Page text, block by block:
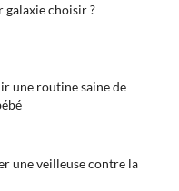
choisir ?
une routine saine de
une veilleuse contre la